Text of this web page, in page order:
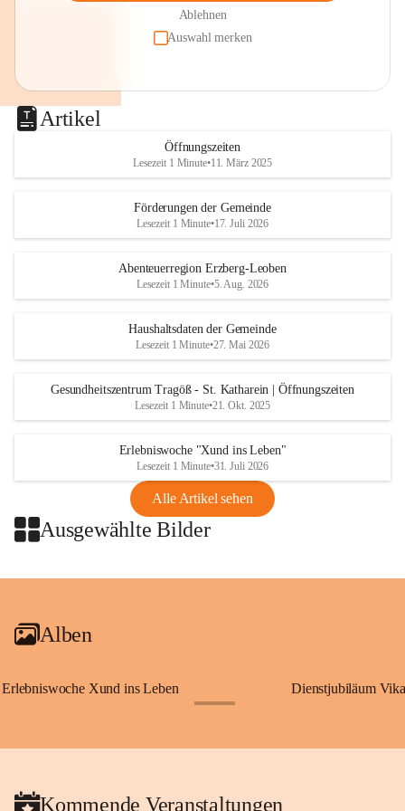
Ablehnen
Auswahl merken
Artikel
Öffnungszeiten
Lesezeit 1 Minute•11. März 2025
Förderungen der Gemeinde
Lesezeit 1 Minute•17. Juli 2026
Abenteuerregion Erzberg-Leoben
Lesezeit 1 Minute•5. Aug. 2026
Haushaltsdaten der Gemeinde
Lesezeit 1 Minute•27. Mai 2026
Gesundheitszentrum Tragöß - St. Katharein | Öffnungszeiten
Lesezeit 1 Minute•21. Okt. 2025
Erlebniswoche "Xund ins Leben"
Lesezeit 1 Minute•31. Juli 2026
Alle Artikel sehen
Ausgewählte Bilder
+2
Alben
Erlebniswoche Xund ins Leben Dienstjubiläum
Kommende Veranstaltungen